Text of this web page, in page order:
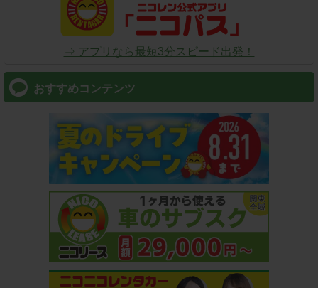
⇒ アプリなら最短3分スピード出発！
おすすめコンテンツ